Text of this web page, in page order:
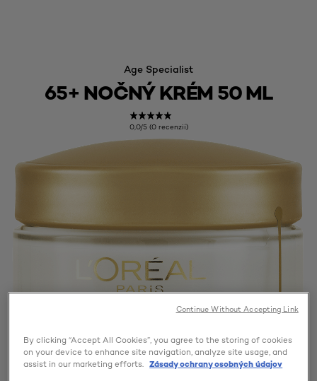
Age Specialist
65+ NOČNÝ KRÉM 50 ML
0,0/5 (0 recenzií)
By clicking “Accept All Cookies”, you agree to the storing of cookies
on your device to enhance site navigation, analyze site usage, and
assist in our marketing efforts. Zásady ochrany osobných údajov
Continue Without Accepting Link